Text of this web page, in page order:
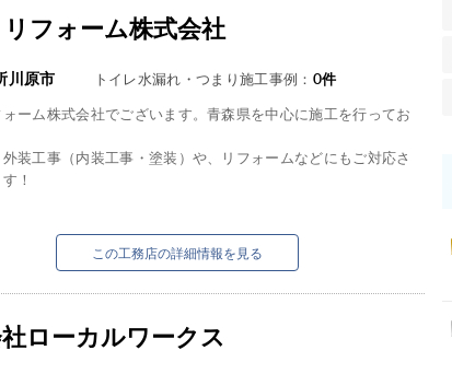
フォーム株式会社
川原市 トイレ水漏れ・つまり施工事例： 0件
ーム株式会社でございます。青森県を中心に施工を行ってお
装工事（内装工事・塗装）や、リフォームなどにもご対応さ
！
この工務店の詳細情報を見る
ローカルワークス